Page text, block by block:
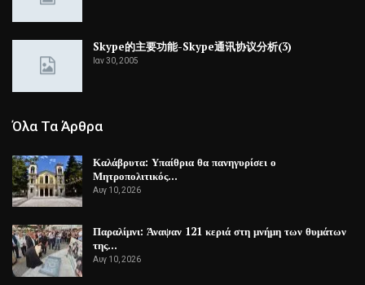
Skype的主要功能-Skype通讯协议分析(3)
Ιαν 30, 2005
Όλα Τα Άρθρα
Καλάβρυτα: Υπαίθρια θα πανηγυρίσει ο
Μητροπολιτικός…
Αυγ 10, 2026
Παραλίμνι: Άναψαν 121 κεριά στη μνήμη των θυμάτων
της…
Αυγ 10, 2026